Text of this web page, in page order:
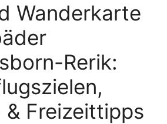
Wanderkarte
Rerik:
& Freizeittipps